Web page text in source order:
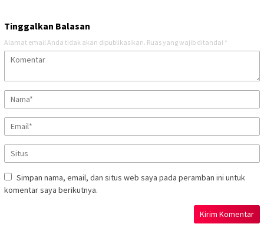
Tinggalkan Balasan
Alamat email Anda tidak akan dipublikasikan. Ruas yang wajib ditandai *
Simpan nama, email, dan situs web saya pada peramban ini untuk
komentar saya berikutnya.